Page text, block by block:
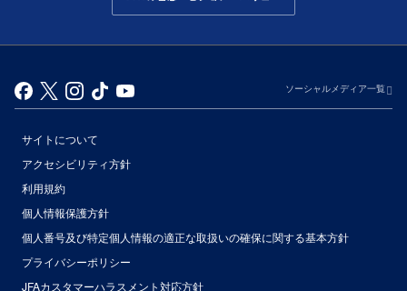
ソーシャルメディア一覧
サイトについて
アクセシビリティ方針
利用規約
個人情報保護方針
個人番号及び特定個人情報の適正な取扱いの確保に関する基本方針
プライバシーポリシー
JFAカスタマーハラスメント対応方針